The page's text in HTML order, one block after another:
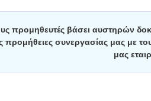
προμηθευτές βάσει αυστηρών
προμήθειες συνεργασίας μας με
μας